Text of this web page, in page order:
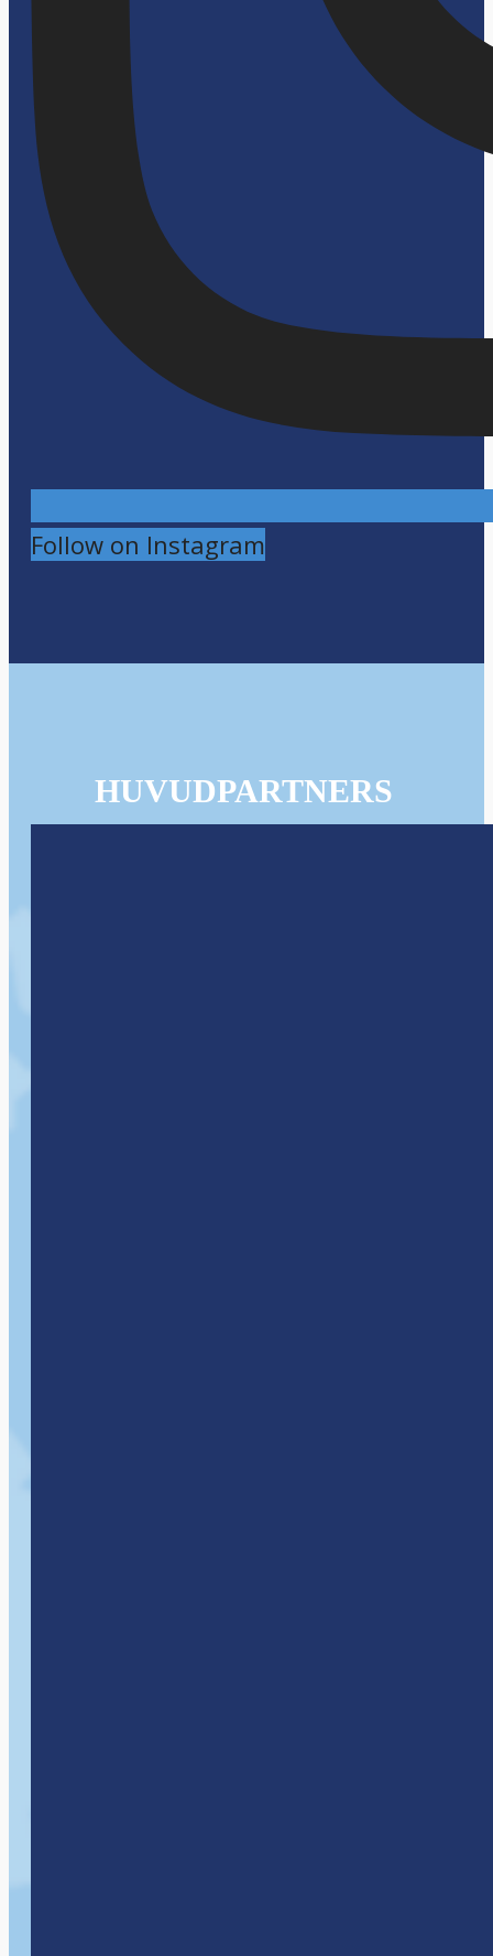
Follow on Instagram
HUVUDPARTNERS